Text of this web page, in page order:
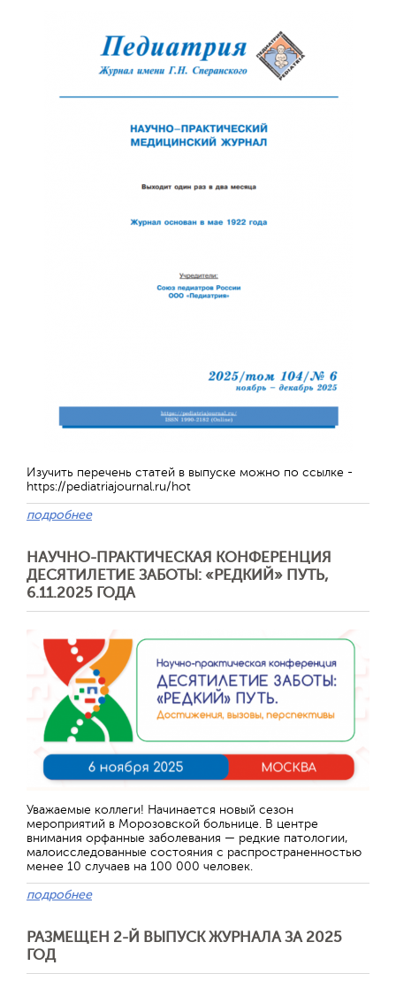
Изучить перечень статей в выпуске можно по ссылке -
https://pediatriajournal.ru/hot
подробнее
НАУЧНО-ПРАКТИЧЕСКАЯ КОНФЕРЕНЦИЯ
ДЕСЯТИЛЕТИЕ ЗАБОТЫ: «РЕДКИЙ» ПУТЬ,
6.11.2025 ГОДА
Уважаемые коллеги! Начинается новый сезон
мероприятий в Морозовской больнице. В центре
внимания орфанные заболевания — редкие патологии,
малоисследованные состояния с распространенностью
менее 10 случаев на 100 000 человек.
подробнее
РАЗМЕЩЕН 2-Й ВЫПУСК ЖУРНАЛА ЗА 2025
ГОД